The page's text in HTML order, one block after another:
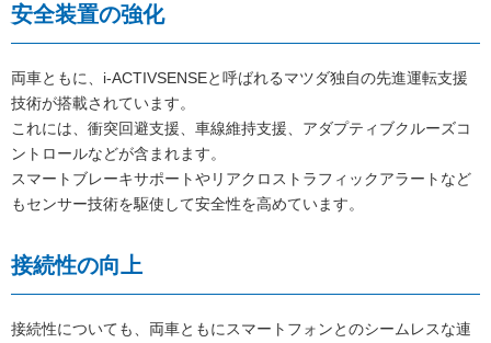
安全装置の強化
両車ともに、i-ACTIVSENSEと呼ばれるマツダ独自の先進運転支援
技術が搭載されています。
これには、衝突回避支援、車線維持支援、アダプティブクルーズコ
ントロールなどが含まれます。
スマートブレーキサポートやリアクロストラフィックアラートなど
もセンサー技術を駆使して安全性を高めています。
接続性の向上
接続性についても、両車ともにスマートフォンとのシームレスな連